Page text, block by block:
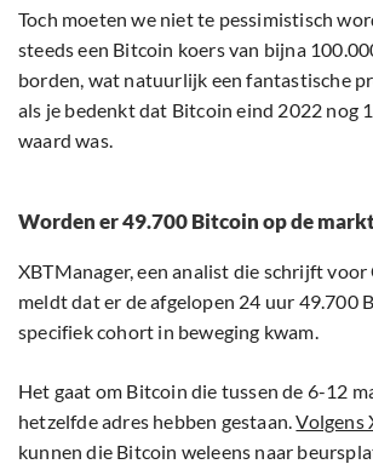
Toch moeten we niet te pessimistisch
steeds een Bitcoin koers van bijna
borden, wat natuurlijk een fantastische
als je bedenkt dat Bitcoin eind 2022 nog
waard was.
Worden er 49.700 Bitcoin op de
XBTManager, een analist die schrijft
meldt dat er de afgelopen 24 uur 49.700
specifiek cohort in beweging kwam.
Het gaat om Bitcoin die tussen de 6-12
hetzelfde adres hebben gestaan.Volgens
kunnen die Bitcoin weleens naar